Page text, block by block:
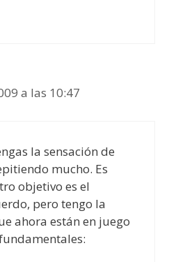
a las 10:47
la sensación de
mucho. Es
objetivo es el
pero tengo la
ahora están en juego